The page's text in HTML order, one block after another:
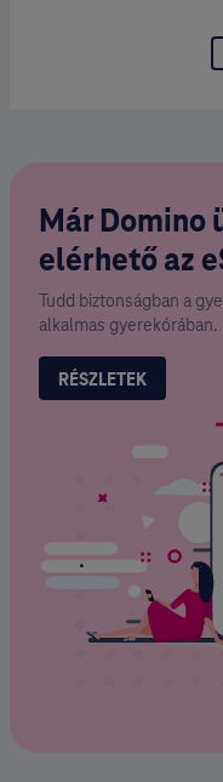
Már Domino
elérhető az
Tudd biztonságban a
alkalmas gyerekórában.
RÉSZLETEK